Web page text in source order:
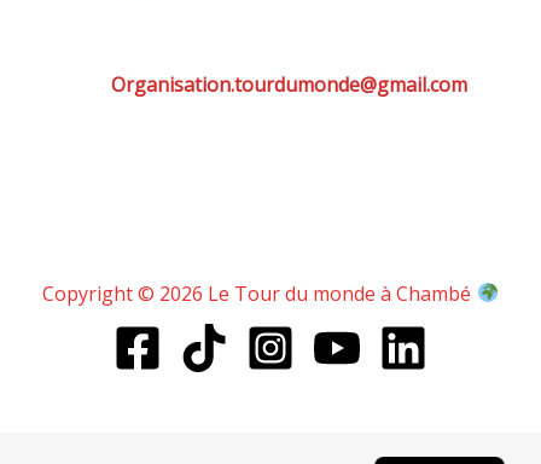
Organisation.tourdumonde@gmail.com
Copyright © 2026 Le Tour du monde à Chambé